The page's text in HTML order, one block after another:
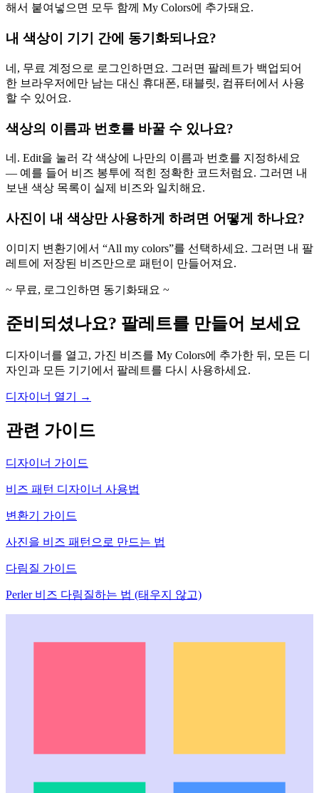
해서 붙여넣으면 모두 함께 My Colors에 추가돼요.
내 색상이 기기 간에 동기화되나요?
네, 무료 계정으로 로그인하면요. 그러면 팔레트가 백업되어
한 브라우저에만 남는 대신 휴대폰, 태블릿, 컴퓨터에서 사용
할 수 있어요.
색상의 이름과 번호를 바꿀 수 있나요?
네. Edit을 눌러 각 색상에 나만의 이름과 번호를 지정하세요
— 예를 들어 비즈 봉투에 적힌 정확한 코드처럼요. 그러면 내
보낸 색상 목록이 실제 비즈와 일치해요.
사진이 내 색상만 사용하게 하려면 어떻게 하나요?
이미지 변환기에서 “All my colors”를 선택하세요. 그러면 내 팔
레트에 저장된 비즈만으로 패턴이 만들어져요.
~ 무료, 로그인하면 동기화돼요 ~
준비되셨나요? 팔레트를 만들어 보세요
디자이너를 열고, 가진 비즈를 My Colors에 추가한 뒤, 모든 디
자인과 모든 기기에서 팔레트를 다시 사용하세요.
디자이너 열기 →
관련 가이드
디자이너 가이드
비즈 패턴 디자이너 사용법
변환기 가이드
사진을 비즈 패턴으로 만드는 법
다림질 가이드
Perler 비즈 다림질하는 법 (태우지 않고)